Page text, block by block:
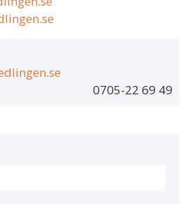
0705-22 69 49